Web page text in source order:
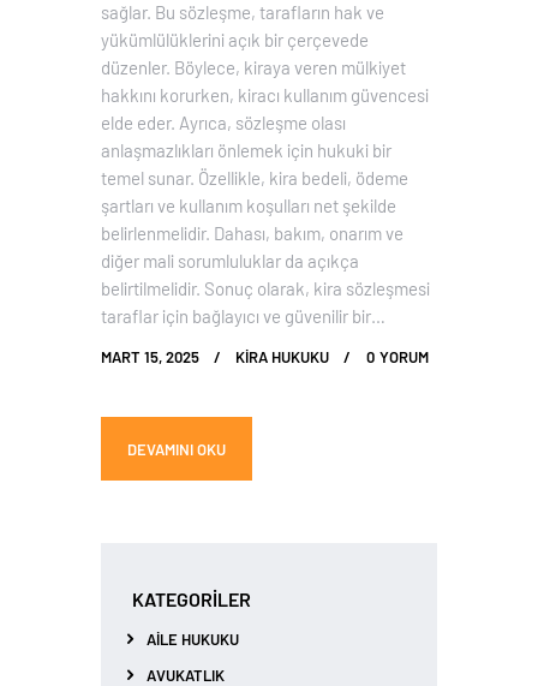
sağlar. Bu sözleşme, tarafların hak ve
yükümlülüklerini açık bir çerçevede
düzenler. Böylece, kiraya veren mülkiyet
hakkını korurken, kiracı kullanım güvencesi
elde eder. Ayrıca, sözleşme olası
anlaşmazlıkları önlemek için hukuki bir
temel sunar. Özellikle, kira bedeli, ödeme
şartları ve kullanım koşulları net şekilde
belirlenmelidir. Dahası, bakım, onarım ve
diğer mali sorumluluklar da açıkça
belirtilmelidir. Sonuç olarak, kira sözleşmesi
taraflar için bağlayıcı ve güvenilir bir…
MART 15, 2025 KIRA HUKUKU 0 YORUM
DEVAMINI OKU
KATEGORILER
AILE HUKUKU
AVUKATLIK